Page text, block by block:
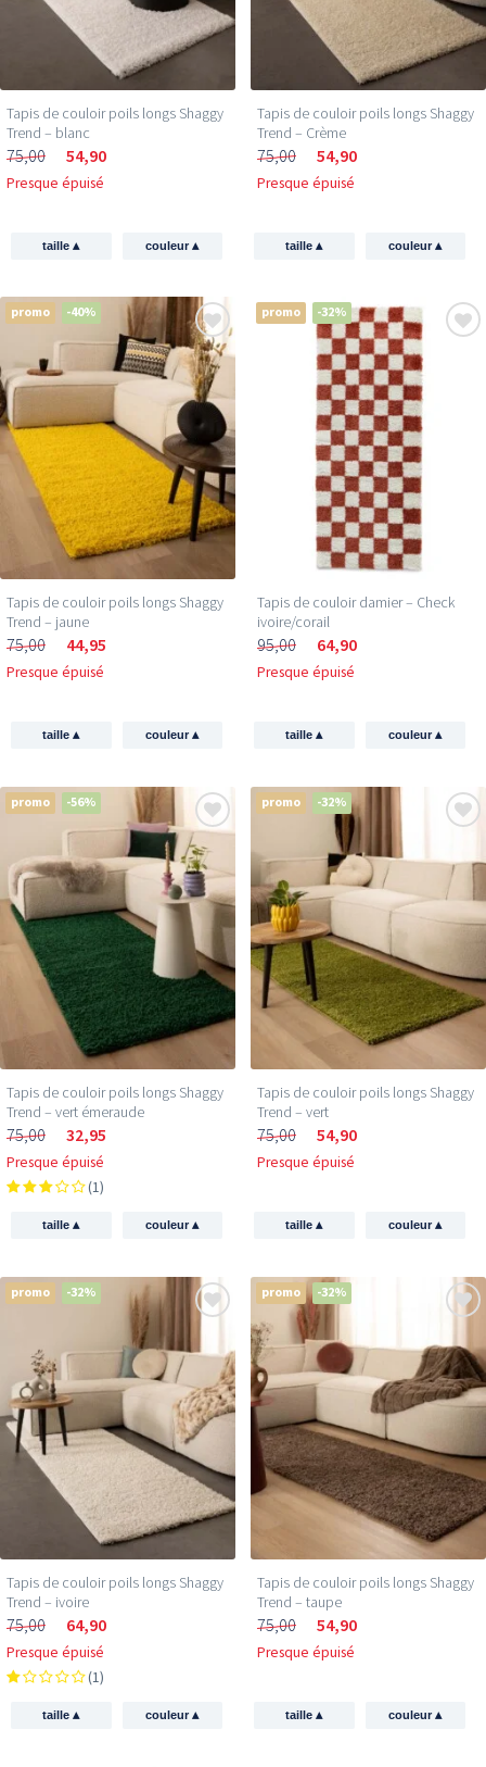
Tapis de couloir poils longs Shaggy
Trend – blanc
75,00 54,90
Presque épuisé
taille▴ couleur▴
Tapis de couloir poils longs Shaggy
Trend – Crème
75,00 54,90
Presque épuisé
taille▴ couleur▴
promo -40%
Tapis de couloir poils longs Shaggy
Trend – jaune
75,00 44,95
Presque épuisé
taille▴ couleur▴
promo -32%
Tapis de couloir damier – Check
ivoire/corail
95,00 64,90
Presque épuisé
taille▴ couleur▴
promo -56%
Tapis de couloir poils longs Shaggy
Trend – vert émeraude
75,00 32,95
Presque épuisé
(1)
taille▴ couleur▴
promo -32%
Tapis de couloir poils longs Shaggy
Trend – vert
75,00 54,90
Presque épuisé
taille▴ couleur▴
promo -32%
Tapis de couloir poils longs Shaggy
Trend – ivoire
75,00 64,90
Presque épuisé
(1)
taille▴ couleur▴
promo -32%
Tapis de couloir poils longs Shaggy
Trend – taupe
75,00 54,90
Presque épuisé
taille▴ couleur▴